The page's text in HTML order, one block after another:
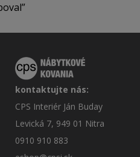
kontaktujte nás:
CPS Interiér Ján Buday
Levická 7, 949 01 Nitra
0910 910 883